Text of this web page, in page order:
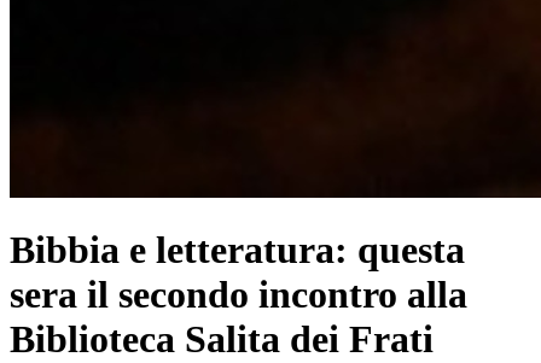
Bibbia e letteratura: questa
sera il secondo incontro alla
Biblioteca Salita dei Frati